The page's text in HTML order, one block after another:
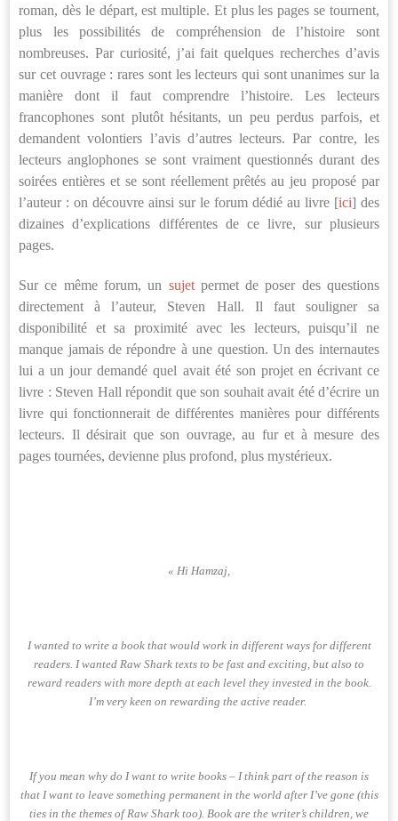
roman, dès le départ, est multiple. Et plus les pages se tournent,
plus les possibilités de compréhension de l’histoire sont
nombreuses. Par curiosité, j’ai fait quelques recherches d’avis
sur cet ouvrage : rares sont les lecteurs qui sont unanimes sur la
manière dont il faut comprendre l’histoire. Les lecteurs
francophones sont plutôt hésitants, un peu perdus parfois, et
demandent volontiers l’avis d’autres lecteurs. Par contre, les
lecteurs anglophones se sont vraiment questionnés durant des
soirées entières et se sont réellement prêtés au jeu proposé par
l’auteur : on découvre ainsi sur le forum dédié au livre [ici] des
dizaines d’explications différentes de ce livre, sur plusieurs
pages.
Sur ce même forum, un sujetpermet de poser des questions
directement à l’auteur, Steven Hall. Il faut souligner sa
disponibilité et sa proximité avec les lecteurs, puisqu’il ne
manque jamais de répondre à une question. Un des internautes
lui a un jour demandé quel avait été son projet en écrivant ce
livre : Steven Hall répondit que son souhait avait été d’écrire un
livre qui fonctionnerait de différentes manières pour différents
lecteurs. Il désirait que son ouvrage, au fur et à mesure des
pages tournées, devienne plus profond, plus mystérieux.
« Hi Hamzaj,
I wanted to write a book that would work in different ways for different
readers. I wanted Raw Shark texts to be fast and exciting, but also to
reward readers with more depth at each level they invested in the book.
I’m very keen on rewarding the active reader.
If you mean why do I want to write books – I think part of the reason is
that I want to leave something permanent in the world after I’ve gone (this
ties in the themes of Raw Shark too). Book are the writer’s children, we